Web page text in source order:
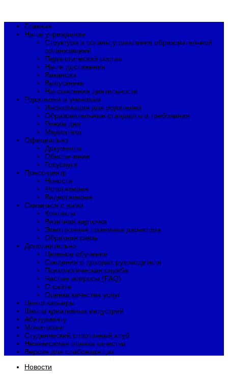
Главная
Наше учреждение
Структура и органы управления образовательной
организацией
Педагогический состав
Наши достижения
Вакансии
Выпускники
Направления деятельности
Родителям и ученикам
Информация для родителей
Образовательные стандарты и требования
Режим дня
Медиатека
Официально
Документы
Обеспечение
Госуслуги
Пресс-центр
Новости
Фотогалерея
Видеогалерея
Связаться с нами
Контакты
Визитная карточка
Электронная приемная директора
Обратная связь
Дополнительно
Целевое обучение
Сведения о доходах руководителя
Психологическая служба
Частые вопросы (FAQ)
О сайте
Оценка качества услуг
Центр карьеры
Школа креативных индустрий
Абитуриенту
Мониторинг
Студенческий спортивный клуб
Независимая оценка качества
Версия для слабовидящих
Новости